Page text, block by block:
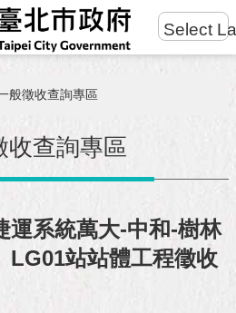
Select
般徵收查詢專區
收查詢專區
運系統萬大-中和-樹林
LG01站站體工程徵收